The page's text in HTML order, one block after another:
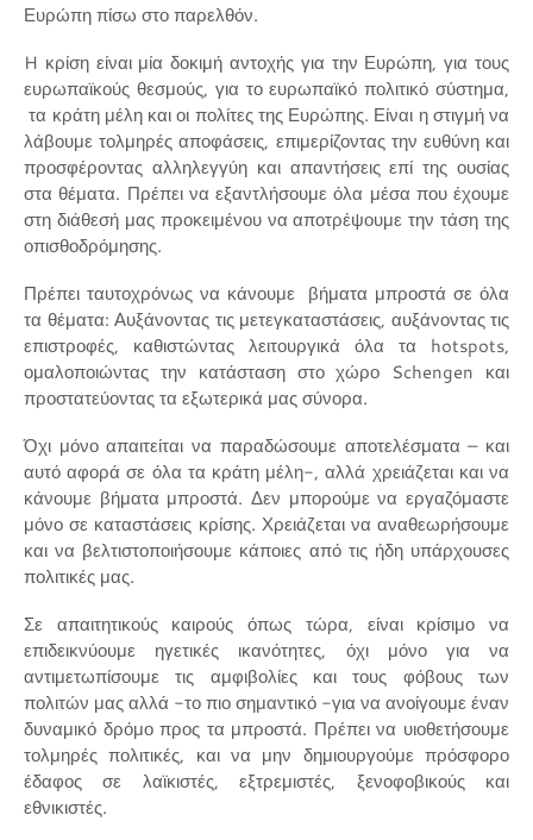
Ευρώπη πίσω στο παρελθόν.
H κρίση είναι μία δοκιμή αντοχής για την Ευρώπη, για τους
ευρωπαϊκούς θεσμούς, για το ευρωπαϊκό πολιτικό σύστημα,
τα κράτη μέλη και οι πολίτες της Ευρώπης. Είναι η στιγμή να
λάβουμε τολμηρές αποφάσεις, επιμερίζοντας την ευθύνη και
προσφέροντας αλληλεγγύη και απαντήσεις επί της ουσίας
στα θέματα. Πρέπει να εξαντλήσουμε όλα μέσα που έχουμε
στη διάθεσή μας προκειμένου να αποτρέψουμε την τάση της
οπισθοδρόμησης.
Πρέπει ταυτοχρόνως να κάνουμε βήματα μπροστά σε όλα
τα θέματα: Αυξάνοντας τις μετεγκαταστάσεις, αυξάνοντας τις
επιστροφές, καθιστώντας λειτουργικά όλα τα hotspots,
ομαλοποιώντας την κατάσταση στο χώρο Schengen και
προστατεύοντας τα εξωτερικά μας σύνορα.
Όχι μόνο απαιτείται να παραδώσουμε αποτελέσματα – και
αυτό αφορά σε όλα τα κράτη μέλη-, αλλά χρειάζεται και να
κάνουμε βήματα μπροστά. Δεν μπορούμε να εργαζόμαστε
μόνο σε καταστάσεις κρίσης. Χρειάζεται να αναθεωρήσουμε
και να βελτιστοποιήσουμε κάποιες από τις ήδη υπάρχουσες
πολιτικές μας.
Σε απαιτητικούς καιρούς όπως τώρα, είναι κρίσιμο να
επιδεικνύουμε ηγετικές ικανότητες, όχι μόνο για να
αντιμετωπίσουμε τις αμφιβολίες και τους φόβους των
πολιτών μας αλλά -το πιο σημαντικό -για να ανοίγουμε έναν
δυναμικό δρόμο προς τα μπροστά. Πρέπει να υιοθετήσουμε
τολμηρές πολιτικές, και να μην δημιουργούμε πρόσφορο
έδαφος σε λαϊκιστές, εξτρεμιστές, ξενοφοβικούς και
εθνικιστές.